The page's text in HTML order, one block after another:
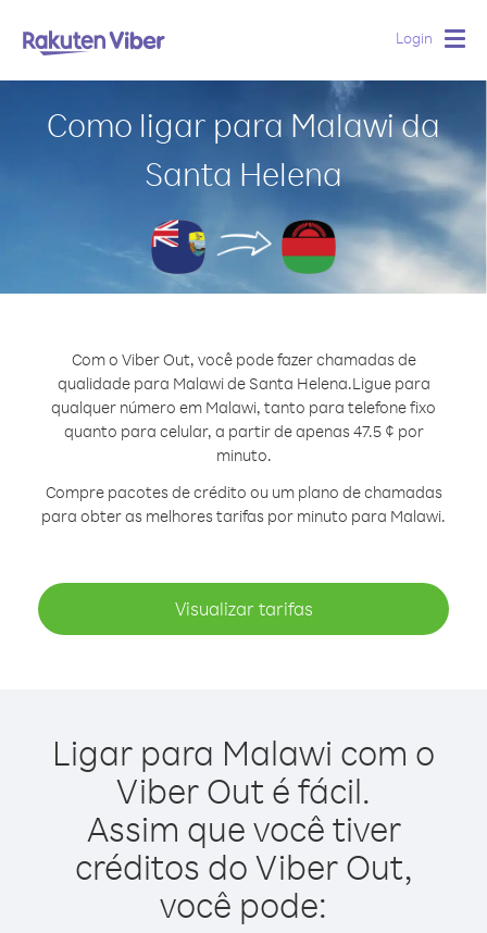
Login
Como ligar para Malawi da
Santa Helena
Com o Viber Out, você pode fazer chamadas de
qualidade para Malawi de Santa Helena.Ligue para
qualquer número em Malawi, tanto para telefone fixo
quanto para celular, a partir de apenas 47.5 ¢ por
minuto.
Compre pacotes de crédito ou um plano de chamadas
para obter as melhores tarifas por minuto para Malawi.
Visualizar tarifas
Ligar para Malawi com o
Viber Out é fácil.
Assim que você tiver
créditos do Viber Out,
você pode: